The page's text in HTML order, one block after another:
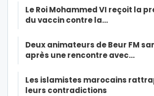
Le Roi Mohammed VI reçoit la
du vaccin contre la…
Deux animateurs de Beur FM
après une rencontre avec…
Les islamistes marocains
leurs contradictions